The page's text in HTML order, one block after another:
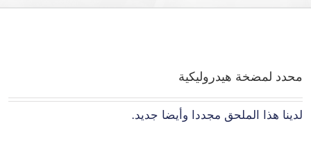
محدد لمضخة هيدروليكية
لدينا هذا الملحق مجددا وأيضا جديد.